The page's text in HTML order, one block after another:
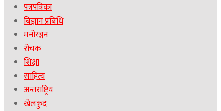
पत्रपत्रिका
बिज्ञान प्रबिधि
मनोरञ्जन
रोचक
शिक्षा
साहित्य
अन्तराष्ट्रिय
खेलकुद